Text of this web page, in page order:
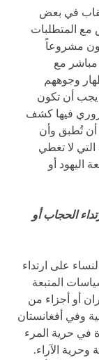
في بعض
مع المتطلبات
مشروعاً
مباشر مع
وجوههم
يجب أن تكون
فيها كشف
أن تُطبق وأن
التي لا تغطي
اليهود أو
الحجاب أو
على ارتداء
المتبعة
أو أجزاء من
وفي أفغانستان
في حرية المرء
الآراء.